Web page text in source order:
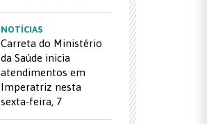
NOTÍCIAS
Carreta do Ministério
da Saúde inicia
atendimentos em
Imperatriz nesta
sexta-feira, 7